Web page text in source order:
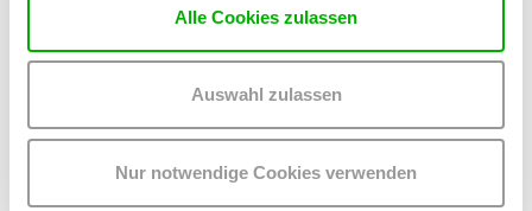
Alle Cookies zulassen
Auswahl zulassen
Nur notwendige Cookies verwenden